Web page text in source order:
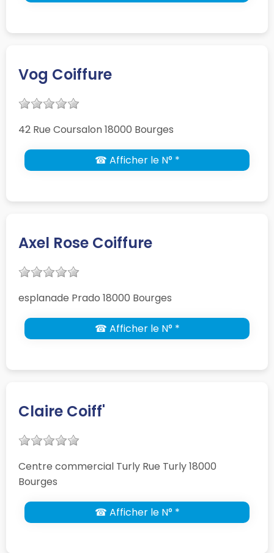
Vog Coiffure
42 Rue Coursalon 18000 Bourges
☎ Afficher le N° *
Axel Rose Coiffure
esplanade Prado 18000 Bourges
☎ Afficher le N° *
Claire Coiff'
Centre commercial Turly Rue Turly 18000
Bourges
☎ Afficher le N° *